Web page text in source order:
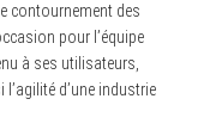
contournement des
pour l’équipe
à ses utilisateurs,
d’une industrie